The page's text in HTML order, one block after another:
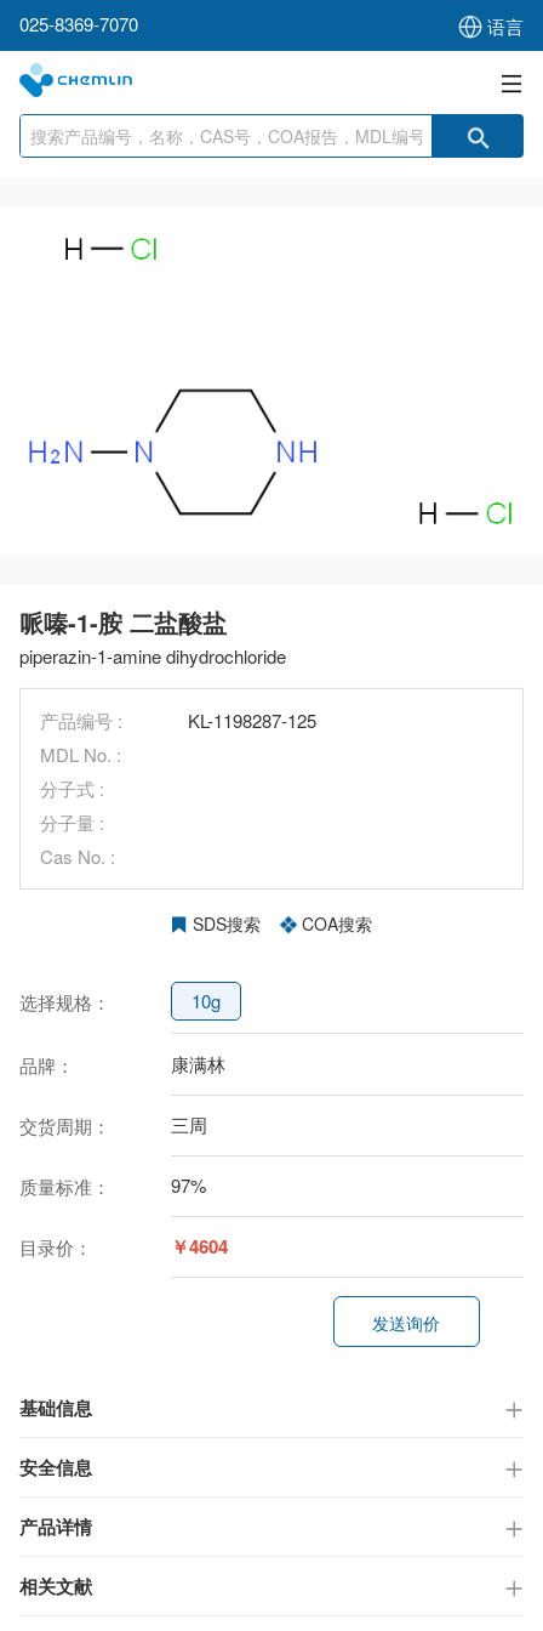
025-8369-7070 语言
哌嗪-1-胺 二盐酸盐
piperazin-1-amine dihydrochloride
产品编号 :
KL-1198287-125
MDL No. :
分子式 :
分子量 :
Cas No. :
SDS搜索 COA搜索
选择规格： 10g
品牌： 康满林
交货周期： 三周
质量标准： 97%
目录价： ￥4604
发送询价
基础信息
安全信息
产品详情
相关文献